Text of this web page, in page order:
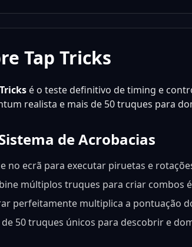
Tap Tricks
é o teste definitivo de timing e
realista e mais de 50 truques para
de Acrobacias
no ecrã para executar piruetas e
múltiplos truques para criar combos
perfeitamente multiplica a pontuação
de 50 truques únicos para descobrir e